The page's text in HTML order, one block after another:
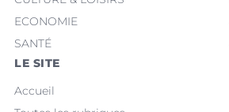
ECONOMIE
SANTÉ
LE SITE
Accueil